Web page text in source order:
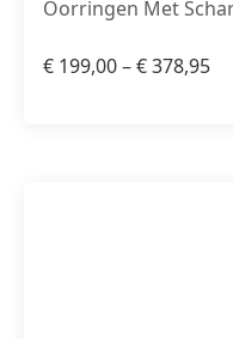
Oorringen Met
€ 199,00–€378,95